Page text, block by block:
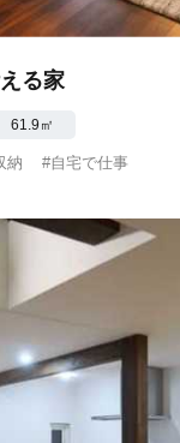
る家
61.9㎡
納 #自宅で仕事